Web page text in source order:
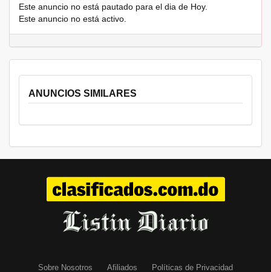
Este anuncio no está pautado para el dia de Hoy.
Este anuncio no está activo.
ANUNCIOS SIMILARES
Sobre Nosotros Afiliados Políticas de Privacidad